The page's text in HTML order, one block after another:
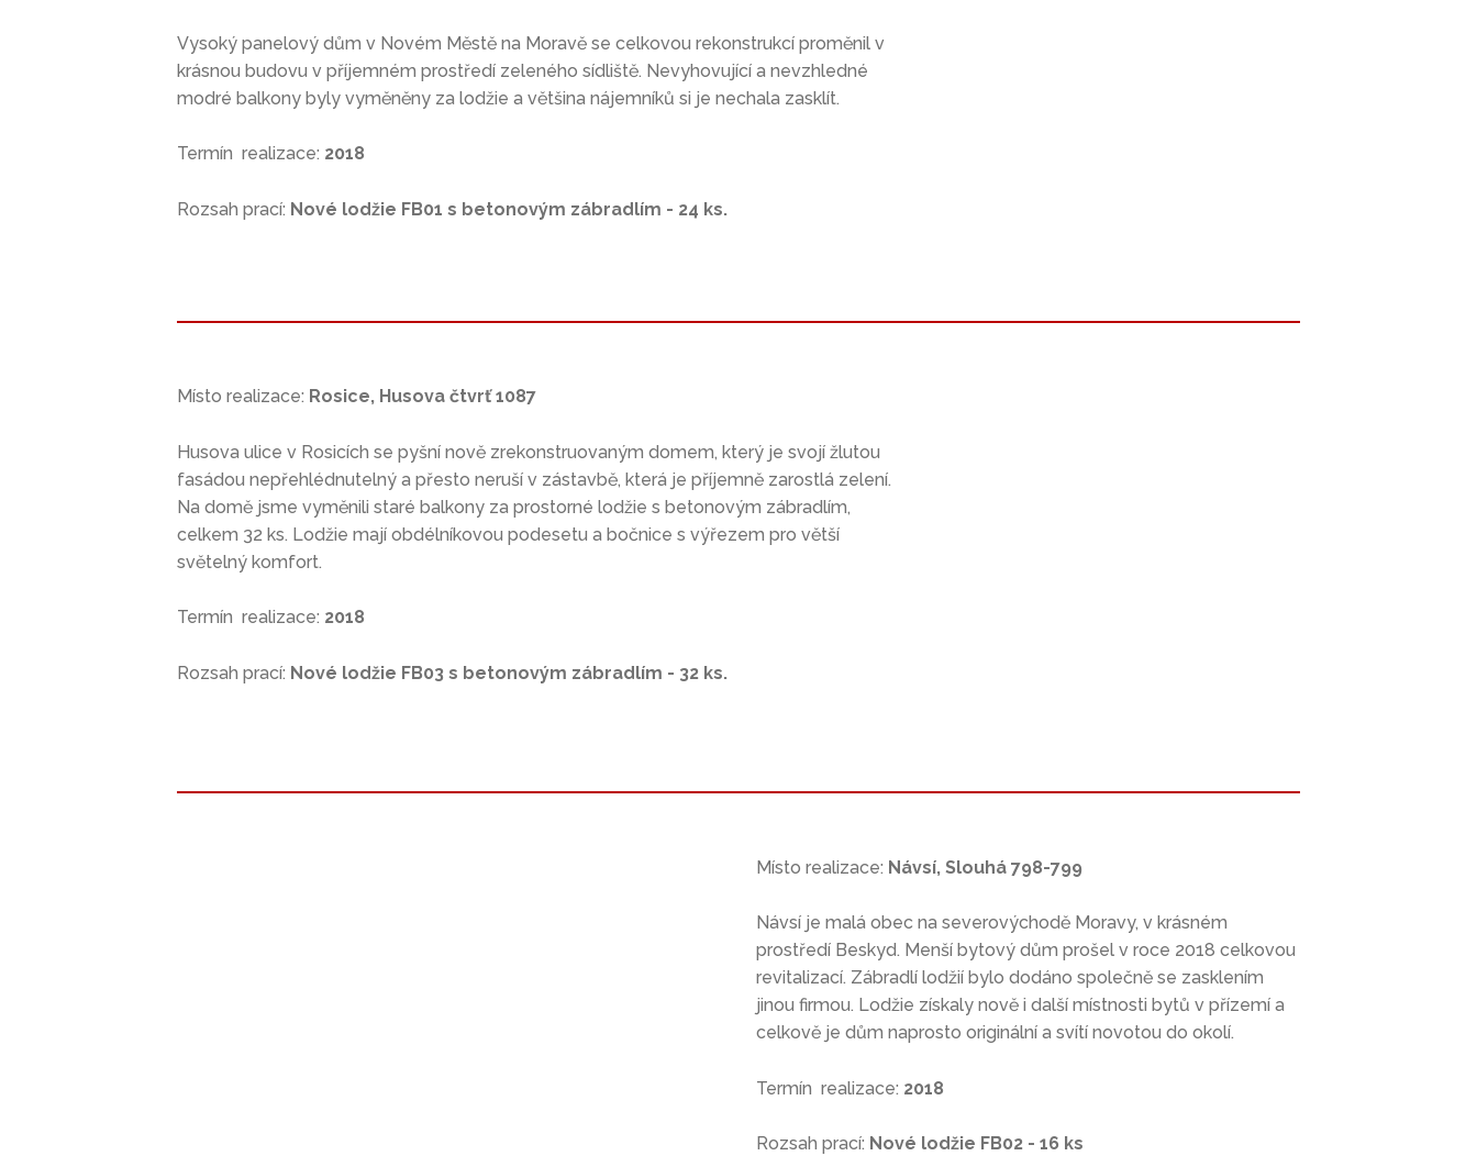
Vysoký panelový dům v Novém Městě na Moravě se celkovou rekonstrukcí proměnil v
krásnou budovu v příjemném prostředí zeleného sídliště. Nevyhovující a nevzhledné
modré balkony byly vyměněny za lodžie a většina nájemníků si je nechala zasklít.
Termín realizace: 2018
Rozsah prací: Nové lodžie FB01 s betonovým zábradlím - 24 ks.
Místo realizace: Rosice, Husova čtvrť 1087
Husova ulice v Rosicích se pyšní nově zrekonstruovaným domem, který je svojí žlutou
fasádou nepřehlédnutelný a přesto neruší v zástavbě, která je příjemně zarostlá zelení.
Na domě jsme vyměnili staré balkony za prostorné lodžie s betonovým zábradlím,
celkem 32 ks. Lodžie mají obdélníkovou podesetu a bočnice s výřezem pro větší
světelný komfort.
Termín realizace: 2018
Rozsah prací: Nové lodžie FB03 s betonovým zábradlím - 32 ks.
Místo realizace: Návsí, Slouhá 798-799
Návsí je malá obec na severovýchodě Moravy, v krásném
prostředí Beskyd. Menší bytový dům prošel v roce 2018 celkovou
revitalizací. Zábradlí lodžií bylo dodáno společně se zasklením
jinou firmou. Lodžie získaly nově i další místnosti bytů v přízemí a
celkově je dům naprosto originální a svítí novotou do okolí.
Termín realizace: 2018
Rozsah prací: Nové lodžie FB02 - 16 ks